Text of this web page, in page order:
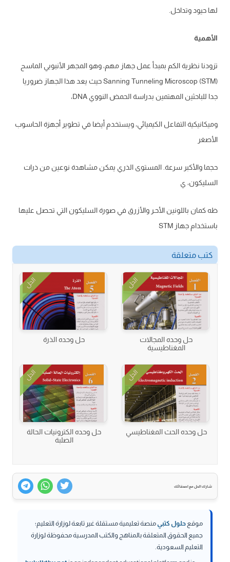
لها حيود وتداخل.
الأهمية
تزودنا نظرية الكم بمبدأ عمل جهاز مهم، وهو المجهر الأنبوبي الماسح
(STM) Sanning Tunneling Microscop حيث يعد هذا الجهاز ضروريا
جدا للباحثين المهتمين بدراسة الحمض النووي DNA،
وميكانيكية التفاعل الكيميائي، ويستخدم أيضا في تطوير أجهزة الحاسوب
الأصغر
حجما والأكبر سرعة. المستوى الذري يمكن مشاهدة نوعين من ذرات
السليكون، ي
ظه كمان باللونين الأحـر والأزرق في صورة السليكون التي تحصل عليها
باستخدام جهاز STM
كتب متعلقة
الحل
حل وحده المجالات
المغناطيسية
الحل
حل وحده الذرة
الحل
حل وحده الحث المغناطيسي
الحل
حل وحده الكترونيات الحالة
الصلبة
شارك الحل مع اصدقائك
موقع حلول كتبيمنصة تعليمية مستقلة غير تابعة لوزارة التعليم؛
جميع الحقوق المتعلقة بالمناهج والكتب المدرسية محفوظة لوزارة
التعليم السعودية.